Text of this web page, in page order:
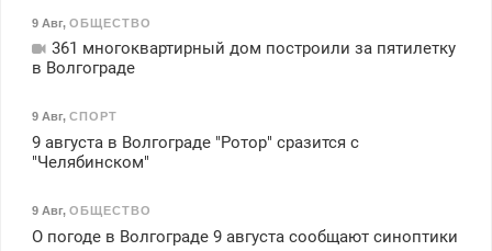
9 Авг, ОБЩЕСТВО
361 многоквартирный дом построили за пятилетку
в Волгограде
9 Авг, СПОРТ
9 августа в Волгограде "Ротор" сразится с
"Челябинском"
9 Авг, ОБЩЕСТВО
О погоде в Волгограде 9 августа сообщают синоптики